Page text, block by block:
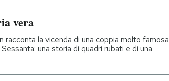
vera
racconta la vicenda di una coppia molto famosa
una storia di quadri rubati e di una